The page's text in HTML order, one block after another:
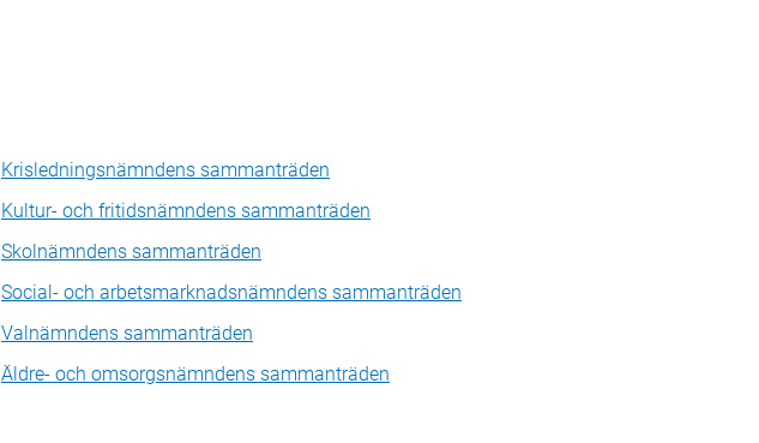
Krisledningsnämndens sammanträden
Kultur- och fritidsnämndens sammanträden
Skolnämndens sammanträden
Social- och arbetsmarknadsnämndens sammanträden
Valnämndens sammanträden
Äldre- och omsorgsnämndens sammanträden